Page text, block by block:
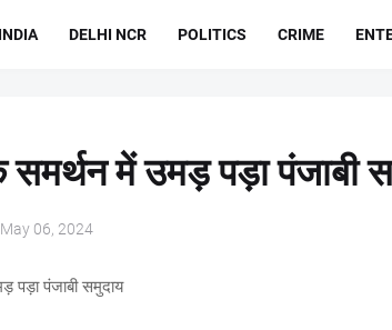
INDIA DELHI NCR POLITICS CRIME
समर्थन में उमड़ पड़ा पंजाबी
May 06, 2024
पड़ा पंजाबी समुदाय